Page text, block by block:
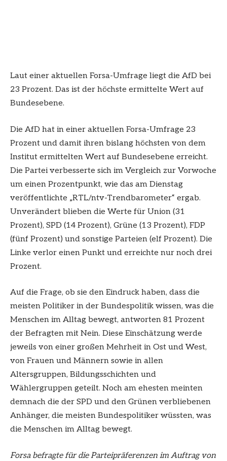
Laut einer aktuellen Forsa-Umfrage liegt die AfD bei
23 Prozent. Das ist der höchste ermittelte Wert auf
Bundesebene.
Die AfD hat in einer aktuellen Forsa-Umfrage 23
Prozent und damit ihren bislang höchsten von dem
Institut ermittelten Wert auf Bundesebene erreicht.
Die Partei verbesserte sich im Vergleich zur Vorwoche
um einen Prozentpunkt, wie das am Dienstag
veröffentlichte „RTL/ntv-Trendbarometer“ ergab.
Unverändert blieben die Werte für Union (31
Prozent), SPD (14 Prozent), Grüne (13 Prozent), FDP
(fünf Prozent) und sonstige Parteien (elf Prozent). Die
Linke verlor einen Punkt und erreichte nur noch drei
Prozent.
Auf die Frage, ob sie den Eindruck haben, dass die
meisten Politiker in der Bundespolitik wissen, was die
Menschen im Alltag bewegt, antworten 81 Prozent
der Befragten mit Nein. Diese Einschätzung werde
jeweils von einer großen Mehrheit in Ost und West,
von Frauen und Männern sowie in allen
Altersgruppen, Bildungsschichten und
Wählergruppen geteilt. Noch am ehesten meinten
demnach die der SPD und den Grünen verbliebenen
Anhänger, die meisten Bundespolitiker wüssten, was
die Menschen im Alltag bewegt.
Forsa befragte für die Parteipräferenzen im Auftrag von